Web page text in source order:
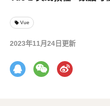
local_offer Vue
2023年11月24日更新